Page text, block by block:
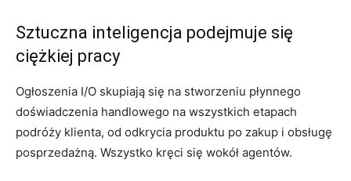
Sztuczna inteligencja podejmuje się
ciężkiej pracy
Ogłoszenia I/O skupiają się na stworzeniu płynnego
doświadczenia handlowego na wszystkich etapach
podróży klienta, od odkrycia produktu po zakup i obsługę
posprzedażną. Wszystko kręci się wokół agentów.